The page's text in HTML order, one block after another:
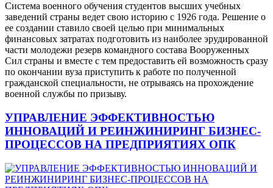
Система военного обучения студентов высших учебных
заведений страны ведет свою историю с 1926 года. Решение о
ее создании ставило своей целью при минимальных
финансовых затратах подготовить из наиболее эрудированной
части молодежи резерв командного состава Вооруженных
Сил страны и вместе с тем предоставить ей возможность сразу
по окончании вуза приступить к работе по полученной
гражданской специальности, не отрываясь на прохождение
военной службы по призыву.
УПРАВЛЕНИЕ ЭФФЕКТИВНОСТЬЮ
ИННОВАЦИЙ И РЕИНЖИНИРИНГ БИЗНЕС-
ПРОЦЕССОВ НА ПРЕДПРИЯТИЯХ ОПК